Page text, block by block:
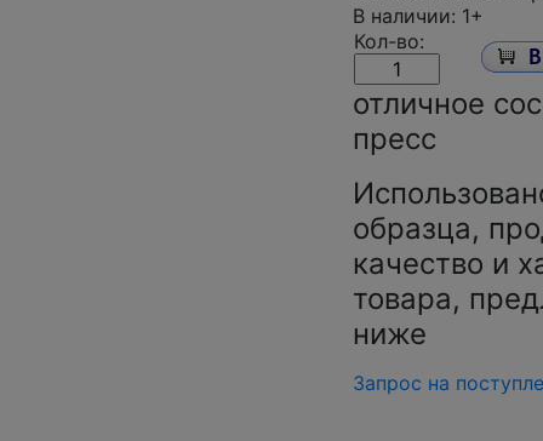
В наличии: 1+
Кол-во:
отличное
пресс
образца,
качество и
товара,
ниже
Запрос на